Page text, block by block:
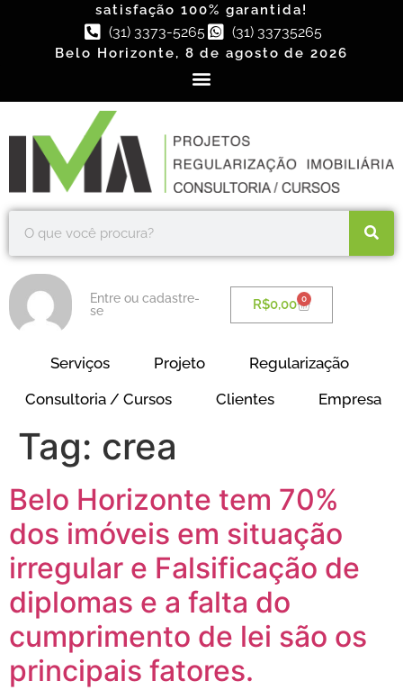
satisfação 100% garantida!
(31) 3373-5265 (31) 33735265
Belo Horizonte, 8 de agosto de 2026
Entre ou cadastre-
se
R$0,00 0
Serviços Projeto
Regularização
Consultoria / Cursos
Clientes Empresa
Tag: crea
Belo Horizonte tem 70%
dos imóveis em situação
irregular e Falsificação de
diplomas e a falta do
cumprimento de lei são os
principais fatores.